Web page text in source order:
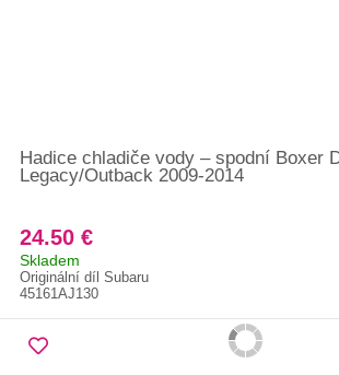
Hadice chladiče vody – spodní Boxer
Legacy/Outback 2009-2014
24.50 €
Skladem
Originální díl Subaru
45161AJ130